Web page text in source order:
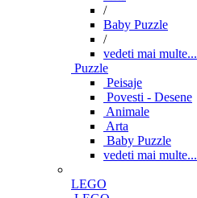
/
Baby Puzzle
/
vedeti mai multe...
Puzzle
Peisaje
Povesti - Desene
Animale
Arta
Baby Puzzle
vedeti mai multe...
LEGO